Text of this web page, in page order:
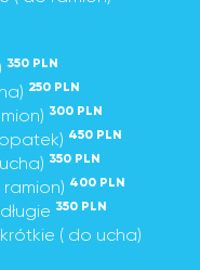
350 PLN
250 PLN
300 PLN
450 PLN
350 PLN
400 PLN
350 PLN
( do ucha)